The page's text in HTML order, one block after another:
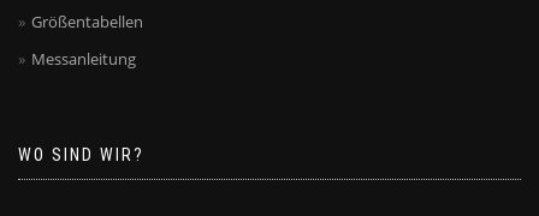
Größentabellen
Messanleitung
WO SIND WIR?